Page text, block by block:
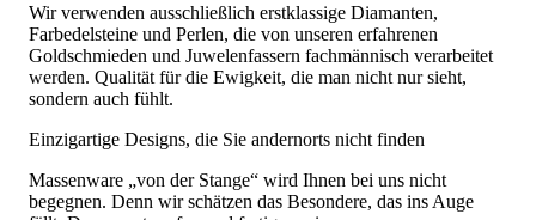
Wir verwenden ausschließlich erstklassige Diamanten,
Farbedelsteine und Perlen, die von unseren erfahrenen
Goldschmieden und Juwelenfassern fachmännisch verarbeitet
werden. Qualität für die Ewigkeit, die man nicht nur sieht,
sondern auch fühlt.
Einzigartige Designs, die Sie andernorts nicht finden
Massenware „von der Stange“ wird Ihnen bei uns nicht
begegnen. Denn wir schätzen das Besondere, das ins Auge